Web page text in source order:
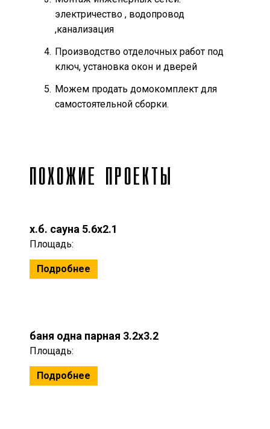
электричество , водопровод
,канализация
Производство отделочных работ под
ключ, установка окон и дверей
Можем продать домокомплект для
самостоятельной сборки.
ПОХОЖИЕ ПРОЕКТЫ
х.б. сауна 5.6x2.1
Площадь:
Подробнее
баня одна парная 3.2x3.2
Площадь:
Подробнее